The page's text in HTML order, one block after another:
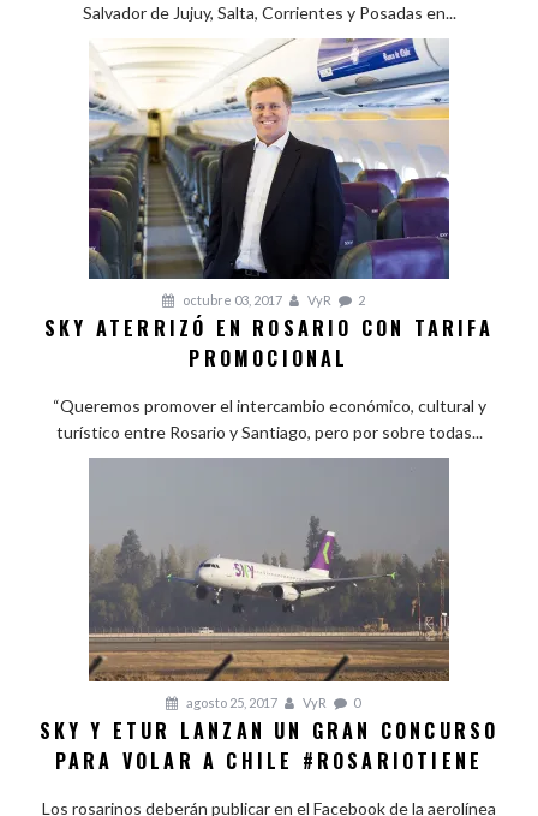
Salvador de Jujuy, Salta, Corrientes y Posadas en...
octubre 03, 2017 VyR 2
SKY ATERRIZÓ EN ROSARIO CON TARIFA
PROMOCIONAL
“Queremos promover el intercambio económico, cultural y
turístico entre Rosario y Santiago, pero por sobre todas...
agosto 25, 2017 VyR 0
SKY Y ETUR LANZAN UN GRAN CONCURSO
PARA VOLAR A CHILE #ROSARIOTIENE
Los rosarinos deberán publicar en el Facebook de la aerolínea